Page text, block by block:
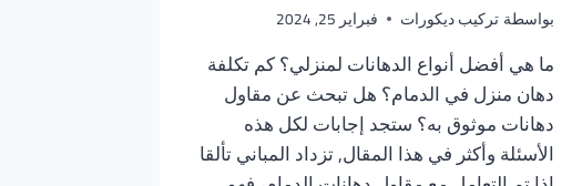
بواسطةتركيب ديكورات فبراير 25, 2024
ما هي أفضل أنواع الدهانات لمنزلي؟ كم تكلفة
دهان منزل في الدمام؟ هل تبحث عن مقاول
دهانات موثوق به؟ ستجد إجابات لكل هذه
الأسئلة وأكثر في هذا المقال, تزداد المباني تألقا